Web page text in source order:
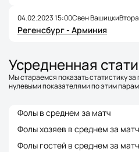
04.02.2023 15:00Свен Вашицки
Регенсбург - Арминия
Усредненная
Мы стараемся показать статистику
нулевыми показателями по этим
Фолы в среднем за матч
Фолы хозяев в среднем за матч
Фолы гостей в среднем за матч